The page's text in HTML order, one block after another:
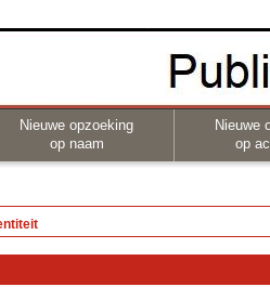
Nieuwe opzoeking
op naam
Nieuwe
op